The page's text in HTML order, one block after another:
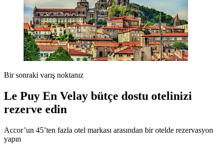
Bir sonraki varış noktanız
Le Puy En Velay bütçe dostu otelinizi
rezerve edin
Accor’un 45’ten fazla otel markası arasından bir otelde rezervasyon
yapın